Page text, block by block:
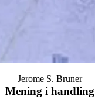
Mening i handling
Jerome S. Bruner